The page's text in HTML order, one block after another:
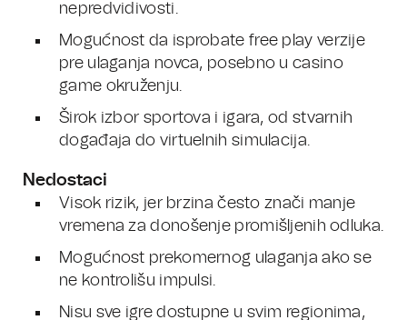
nepredvidivosti.
Mogućnost da isprobate free play verzije
pre ulaganja novca, posebno u casino
game okruženju.
Širok izbor sportova i igara, od stvarnih
događaja do virtuelnih simulacija.
Nedostaci
Visok rizik, jer brzina često znači manje
vremena za donošenje promišljenih odluka.
Mogućnost prekomernog ulaganja ako se
ne kontrolišu impulsi.
Nisu sve igre dostupne u svim regionima,